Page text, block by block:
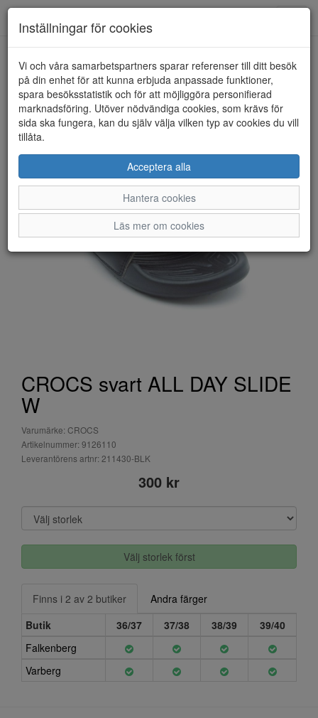
HEM CROCS
CROCS svart ALL DAY SLIDE
W
Varumärke: CROCS
Artikelnummer: 9126110
Leverantörens artnr: 211430-BLK
300 kr
Välj storlek först
Finns i 2 av 2 butiker
Andra färger
Butik
36/37 37/38 38/39
39/40
Falkenberg
Varberg
Inställningar för cookies
Vi och våra samarbetspartners sparar referenser till ditt besök
på din enhet för att kunna erbjuda anpassade funktioner,
spara besöksstatistik och för att möjliggöra personifierad
marknadsföring. Utöver nödvändiga cookies, som krävs för
sida ska fungera, kan du själv välja vilken typ av cookies du vill
tillåta.
Acceptera alla
Hantera cookies
Läs mer om cookies